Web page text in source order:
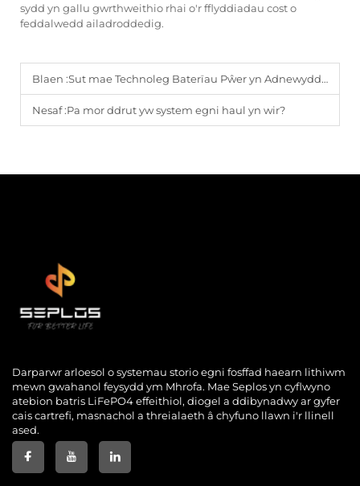
sydd yn gallu gwrthweithio rhai o'r fflyddiadau cost o
feddalwedd ailadroddedig.
Blaen :Sut mae Technoleg Baterïau Pŵer yn Adnewyddu Cerbydau Trydanol
Nesaf :Pa mor ddrut yw system egni haul yn wir?
Darparwr arloesol o systemau storio egni fosffad haearn lithiwm
mewn gwahanol feysydd ym Mhrofa. Mae Seplos yn cyflwyno
atebion batris LiFePO4 effeithiol, diogel a ddibynadwy ar gyfer
cais cartrefi, masnachol a threialaeth â chyfuno llawn i'r llinell
ased.